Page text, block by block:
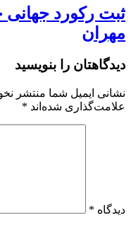
ثبت رکورد جهانی
مهران
دیدگاهتان را بنویسید
نشانی ایمیل شما منتشر
علامت‌گذاری شده‌اند *
دیدگاه *